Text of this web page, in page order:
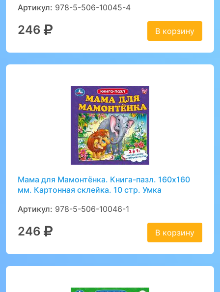
Артикул: 978-5-506-10045-4
246 В корзину
Мама для Мамонтёнка. Книга-пазл. 160х160
мм. Картонная склейка. 10 стр. Умка
Артикул: 978-5-506-10046-1
246 В корзину